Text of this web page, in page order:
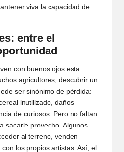
viva la capacidad de
entre el
con buenos ojos esta
agricultores, descubrir un
ser sinónimo de pérdida:
inutilizado, daños
de curiosos. Pero no faltan
sacarle provecho. Algunos
al terreno, venden
los propios artistas. Así, el